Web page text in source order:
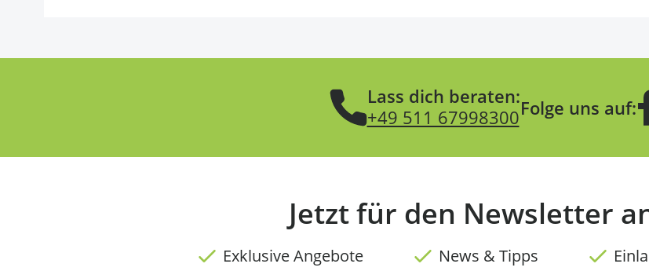
Lass dich beraten:
+49 511 67998300Folge uns auf:
Jetzt für den Newsletter
Exklusive Angebote News & Tipps